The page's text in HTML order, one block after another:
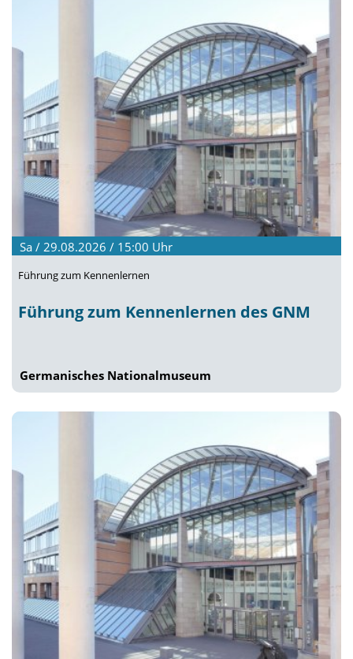
Sa / 29.08.2026 / 15:00 Uhr
Führung zum Kennenlernen
Führung zum Kennenlernen des GNM
Germanisches Nationalmuseum